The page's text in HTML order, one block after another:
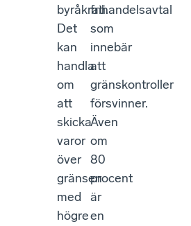
byråkrati.
Det
kan
handla
om
att
skicka
varor
över
gränsen
med
högre
frihandelsavtal
som
innebär
att
gränskontroller
försvinner.
Även
om
80
procent
är
en